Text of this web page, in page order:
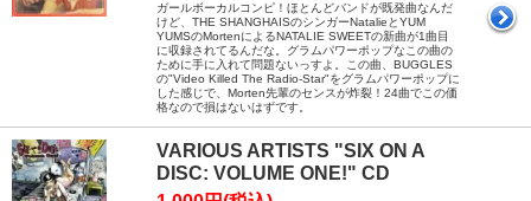
ガールボーカルコンピ！ほとんどバンドが既発曲なんだ
けど、THE SHANGHAISのシンガーNatalieとYUM
YUMSのMortenによるNATALIE SWEETの新曲が1曲目
に収録されてるんだな。グラムパワーポップなこの曲の
ために手に入れて問題ないっすよ。この曲、BUGGLES
の"Video Killed The Radio-Star"をグラムパワーポップに
した感じで、Morten先輩のセンスが炸裂！24曲でこの価
格なので損はないはずです。
VARIOUS ARTISTS "SIX ON A
DISC: VOLUME ONE!" CD